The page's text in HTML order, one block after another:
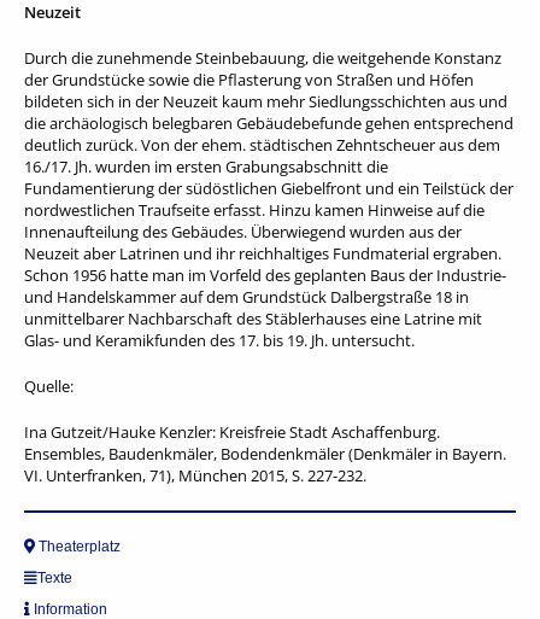
Neuzeit
Durch die zunehmende Steinbebauung, die weitgehende Konstanz
der Grundstücke sowie die Pflasterung von Straßen und Höfen
bildeten sich in der Neuzeit kaum mehr Siedlungsschichten aus und
die archäologisch belegbaren Gebäudebefunde gehen entsprechend
deutlich zurück. Von der ehem. städtischen Zehntscheuer aus dem
16./17. Jh. wurden im ersten Grabungsabschnitt die
Fundamentierung der südöstlichen Giebelfront und ein Teilstück der
nordwestlichen Traufseite erfasst. Hinzu kamen Hinweise auf die
Innenaufteilung des Gebäudes. Überwiegend wurden aus der
Neuzeit aber Latrinen und ihr reichhaltiges Fundmaterial ergraben.
Schon 1956 hatte man im Vorfeld des geplanten Baus der Industrie-
und Handelskammer auf dem Grundstück Dalbergstraße 18 in
unmittelbarer Nachbarschaft des Stäblerhauses eine Latrine mit
Glas- und Keramikfunden des 17. bis 19. Jh. untersucht.
Quelle:
Ina Gutzeit/Hauke Kenzler: Kreisfreie Stadt Aschaffenburg.
Ensembles, Baudenkmäler, Bodendenkmäler (Denkmäler in Bayern.
VI. Unterfranken, 71), München 2015, S. 227-232.
Theaterplatz
Texte
Information